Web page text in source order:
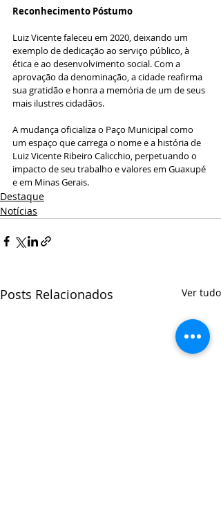
Reconhecimento Póstumo
Luiz Vicente faleceu em 2020, deixando um
exemplo de dedicação ao serviço público, à
ética e ao desenvolvimento social. Com a
aprovação da denominação, a cidade reafirma
sua gratidão e honra a memória de um de seus
mais ilustres cidadãos.
A mudança oficializa o Paço Municipal como
um espaço que carrega o nome e a história de
Luiz Vicente Ribeiro Calicchio, perpetuando o
impacto de seu trabalho e valores em Guaxupé
e em Minas Gerais.
Destaque
Notícias
Posts Relacionados Ver tudo